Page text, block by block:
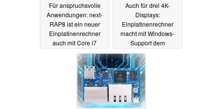
Für anspruchsvolle
Anwendungen: next-
RAP8 ist ein neuer
Einplatinenrechner
auch mit Core i7
23.06.2025
Auch für drei 4K-
Displays:
Einplatinenrechner
macht mit Windows-
Support dem
Raspberry Pi Profi-
Konkurrenz